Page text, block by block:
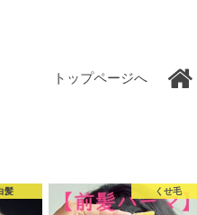
トップページへ
髪 くせ毛